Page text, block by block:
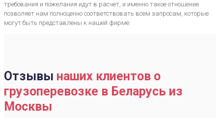
требования и пожелания идут в расчет, и именно такое отношение
позволяет нам полноценно соответствовать всем запросам, которые
могут быть представлены к нашей фирме.
Отзывы наших клиентов о
грузоперевозке в Беларусь из
Москвы